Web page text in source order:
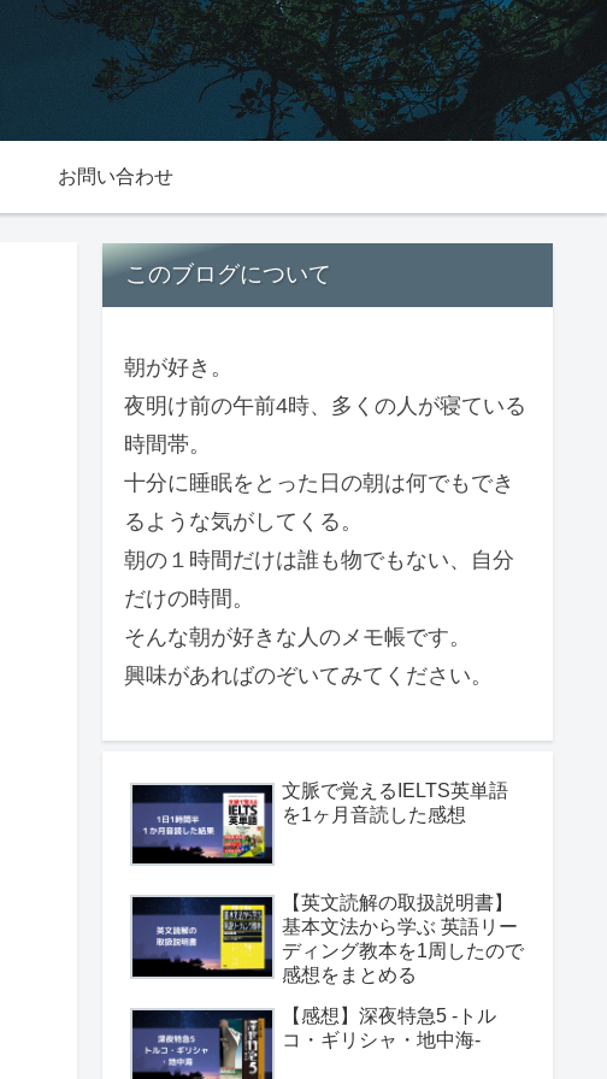
お問い合わせ
このブログについて
朝が好き。
夜明け前の午前4時、多くの人が寝ている
時間帯。
十分に睡眠をとった日の朝は何でもでき
るような気がしてくる。
朝の１時間だけは誰も物でもない、自分
だけの時間。
そんな朝が好きな人のメモ帳です。
興味があればのぞいてみてください。
文脈で覚えるIELTS英単語
を1ヶ月音読した感想
【英文読解の取扱説明書】
基本文法から学ぶ 英語リー
ディング教本を1周したので
感想をまとめる
【感想】深夜特急5 -トル
コ・ギリシャ・地中海-